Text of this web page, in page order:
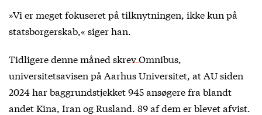
»Vi er meget fokuseret på tilknytningen, ikke kun på
statsborgerskab,« siger han.
Tidligere denne måned skrev Omnibus
universitetsavisen på Aarhus Universitet, at AU siden
2024 har baggrundstjekket 945 ansøgere fra blandt
andet Kina, Iran og Rusland. 89 af dem er blevet afvist.